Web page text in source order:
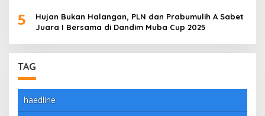
5
Hujan Bukan Halangan, PLN dan Prabumulih A Sabet
Juara I Bersama di Dandim Muba Cup 2025
TAG
haedline